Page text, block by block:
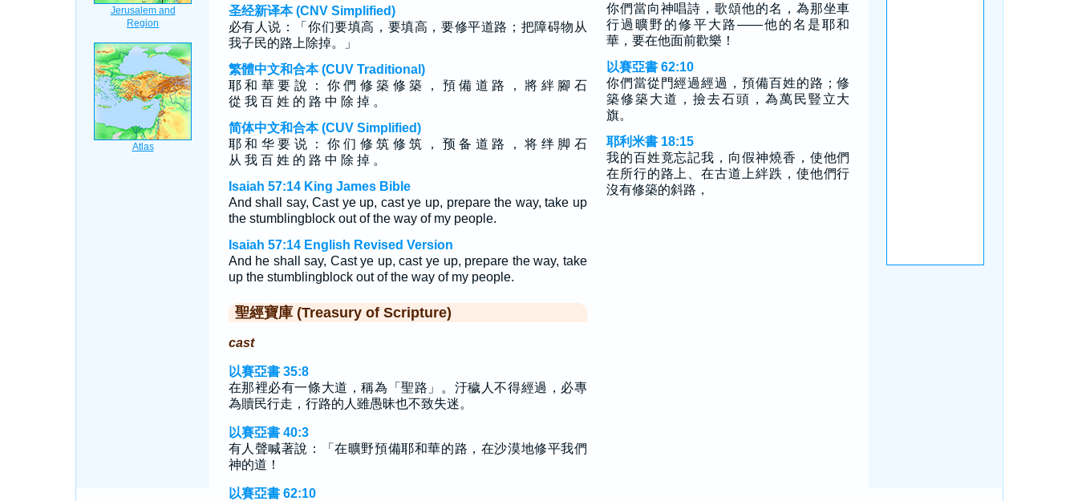
圣经新译本 (CNV Simplified)
必有人说：「你们要填高，要填高，要修平道路；把障碍物从
我子民的路上除掉。」
繁體中文和合本 (CUV Traditional)
耶 和 華 要 說 ： 你 們 修 築 修 築 ， 預 備 道 路 ， 將 絆 腳 石
從 我 百 姓 的 路 中 除 掉 。
简体中文和合本 (CUV Simplified)
耶 和 华 要 说 ： 你 们 修 筑 修 筑 ， 预 备 道 路 ， 将 绊 脚 石
从 我 百 姓 的 路 中 除 掉 。
Isaiah 57:14 King James Bible
And shall say, Cast ye up, cast ye up, prepare the way, take up
the stumblingblock out of the way of my people.
Isaiah 57:14 English Revised Version
And he shall say, Cast ye up, cast ye up, prepare the way, take
up the stumblingblock out of the way of my people.
聖經寶庫 (Treasury of Scripture)
cast
以賽亞書 35:8
在那裡必有一條大道，稱為「聖路」。汙穢人不得經過，必專
為贖民行走，行路的人雖愚昧也不致失迷。
以賽亞書 40:3
有人聲喊著說：「在曠野預備耶和華的路，在沙漠地修平我們
神的道！
以賽亞書 62:10
你們當向神唱詩，歌頌他的名，為那坐車
行過曠野的修平大路——他的名是耶和
華，要在他面前歡樂！
以賽亞書 62:10
你們當從門經過經過，預備百姓的路；修
築修築大道，撿去石頭，為萬民豎立大
旗。
耶利米書 18:15
我的百姓竟忘記我，向假神燒香，使他們
在所行的路上、在古道上絆跌，使他們行
沒有修築的斜路，